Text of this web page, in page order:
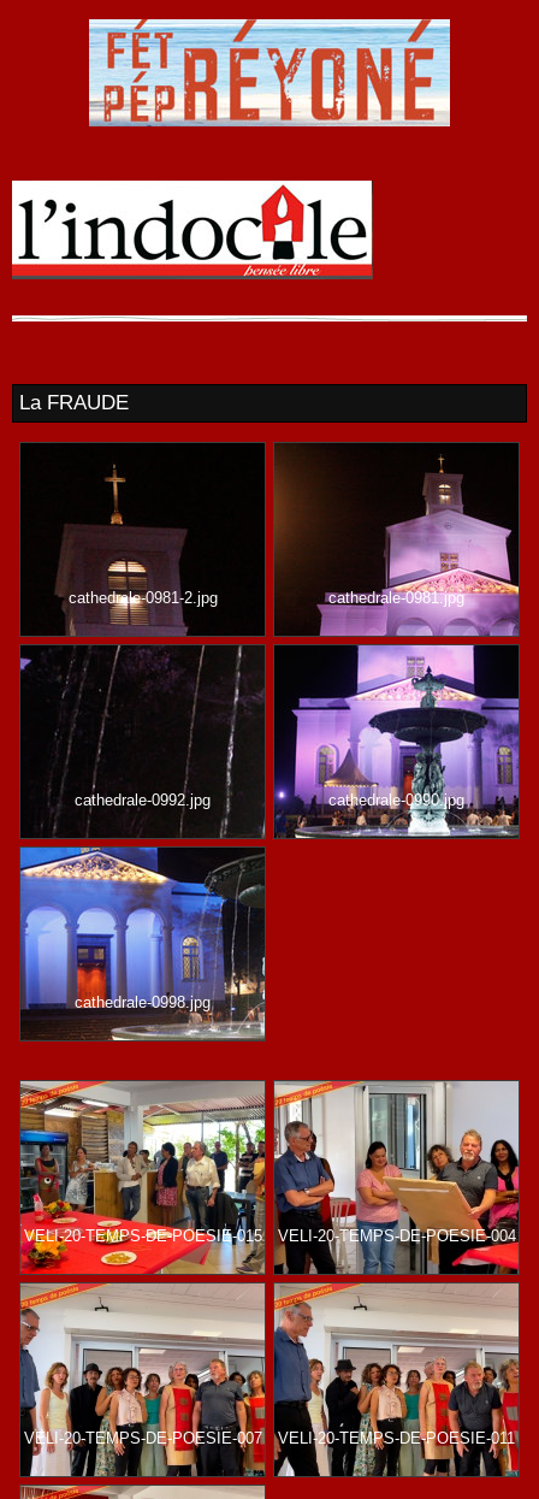
La FRAUDE
cathedrale-0981-2.jpg cathedrale-0981.jpg
cathedrale-0992.jpg cathedrale-0990.jpg
cathedrale-0998.jpg
VELI-20-TEMPS-DE-POESIE-015 VELI-20-TEMPS-DE-POESIE-004
VELI-20-TEMPS-DE-POESIE-007 VELI-20-TEMPS-DE-POESIE-011